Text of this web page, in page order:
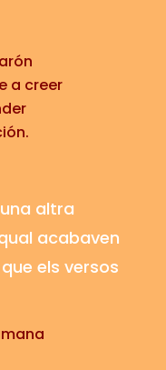
a creer
altra
acabaven
els versos